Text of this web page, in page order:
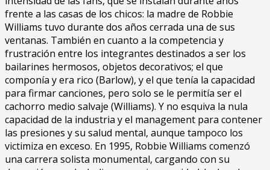
frente a las casas de los chicos: la madre de Robbie
Williams tuvo durante dos años cerrada una de sus
ventanas. También en cuanto a la competencia y
frustración entre los integrantes destinados a ser los
bailarines hermosos, objetos decorativos; el que
componía y era rico (Barlow), y el que tenía la capacidad
para firmar canciones, pero solo se le permitía ser el
cachorro medio salvaje (Williams). Y no esquiva la nula
capacidad de la industria y el management para contener
las presiones y su salud mental, aunque tampoco los
victimiza en exceso. En 1995, Robbie Williams comenzó
una carrera solista monumental, cargando con su